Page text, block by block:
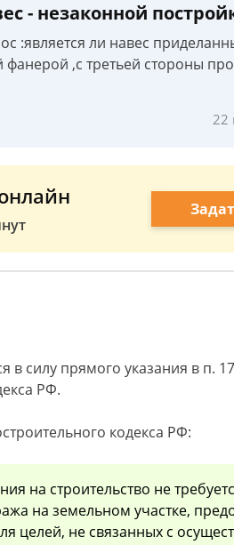
- незаконной
:является ли навес
,с третьей стороны
22
в силу прямого указания в п. 17
РФ.
кодекса РФ:
на строительство не
на земельном участке,
целей, не связанных с